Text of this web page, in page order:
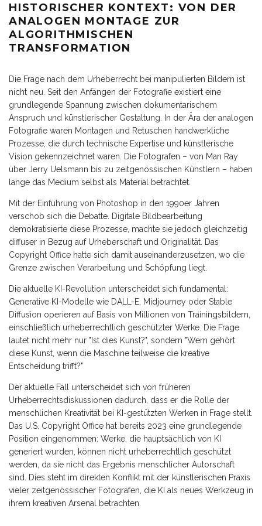
HISTORISCHER KONTEXT: VON DER
ANALOGEN MONTAGE ZUR
ALGORITHMISCHEN
TRANSFORMATION
Die Frage nach dem Urheberrecht bei manipulierten Bildern ist
nicht neu. Seit den Anfängen der Fotografie existiert eine
grundlegende Spannung zwischen dokumentarischem
Anspruch und künstlerischer Gestaltung. In der Ära der analogen
Fotografie waren Montagen und Retuschen handwerkliche
Prozesse, die durch technische Expertise und künstlerische
Vision gekennzeichnet waren. Die Fotografen – von Man Ray
über Jerry Uelsmann bis zu zeitgenössischen Künstlern – haben
lange das Medium selbst als Material betrachtet.
Mit der Einführung von Photoshop in den 1990er Jahren
verschob sich die Debatte. Digitale Bildbearbeitung
demokratisierte diese Prozesse, machte sie jedoch gleichzeitig
diffuser in Bezug auf Urheberschaft und Originalität. Das
Copyright Office hatte sich damit auseinanderzusetzen, wo die
Grenze zwischen Verarbeitung und Schöpfung liegt.
Die aktuelle KI-Revolution unterscheidet sich fundamental:
Generative KI-Modelle wie DALL-E, Midjourney oder Stable
Diffusion operieren auf Basis von Millionen von Trainingsbildern,
einschließlich urheberrechtlich geschützter Werke. Die Frage
lautet nicht mehr nur "Ist dies Kunst?", sondern "Wem gehört
diese Kunst, wenn die Maschine teilweise die kreative
Entscheidung trifft?"
Der aktuelle Fall unterscheidet sich von früheren
Urheberrechtsdiskussionen dadurch, dass er die Rolle der
menschlichen Kreativität bei KI-gestützten Werken in Frage stellt.
Das U.S. Copyright Office hat bereits 2023 eine grundlegende
Position eingenommen: Werke, die hauptsächlich von KI
generiert wurden, können nicht urheberrechtlich geschützt
werden, da sie nicht das Ergebnis menschlicher Autorschaft
sind. Dies steht im direkten Konflikt mit der künstlerischen Praxis
vieler zeitgenössischer Fotografen, die KI als neues Werkzeug in
ihrem kreativen Arsenal betrachten.